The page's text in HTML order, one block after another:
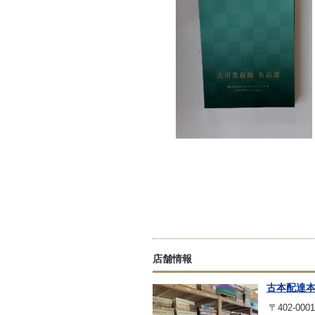
店舗情報
古本配達
〒402-0001